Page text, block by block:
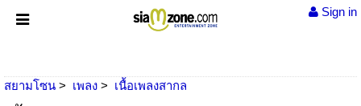
Sign in
สยามโซน เพลง เนื้อเพลงสากล